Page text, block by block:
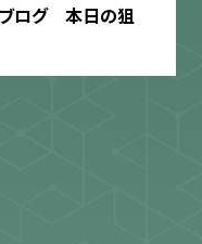
ブログ 本日の狙